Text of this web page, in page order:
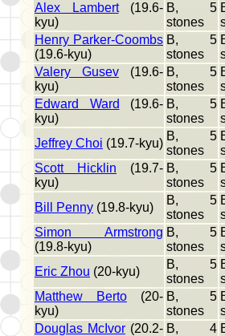
Alex Lambert(19.6-
kyu)
B, 5
stones
Henry Parker-Coombs
(19.6-kyu)
B, 5
stones
Valery Gusev (19.6-
kyu)
B, 5
stones
Edward Ward (19.6-
kyu)
B, 5
stones
Jeffrey Choi (19.7-kyu)
B, 5
stones
Scott Hicklin (19.7-
kyu)
B, 5
stones
Bill Penny (19.8-kyu)
B, 5
stones
Simon Armstrong
(19.8-kyu)
B, 5
stones
Eric Zhou (20-kyu)
B, 5
stones
Matthew Berto (20-
kyu)
B, 5
stones
Douglas McIvor (20.2- B, 4